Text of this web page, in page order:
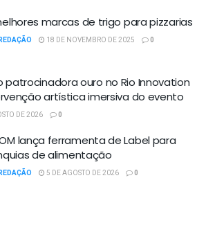
marcas de trigo para pizzarias
18 DE NOVEMBRO DE 2025 0
ouro no Rio Innovation
artística imersiva do evento
DE 2026 0
lança ferramenta de Label para
de alimentação
5 DE AGOSTO DE 2026 0